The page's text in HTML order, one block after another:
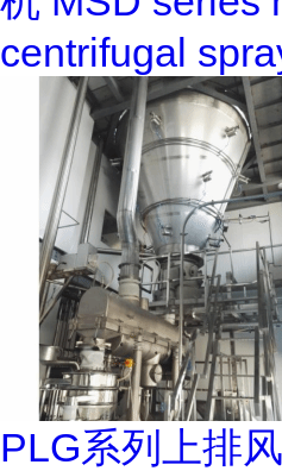
centrifugal
PLG系列上排